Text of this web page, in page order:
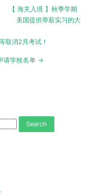
【 海关入境 】秋季学期
美国提供带薪实习的大
取消2月考试！
请学校名单 →